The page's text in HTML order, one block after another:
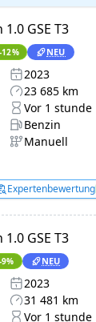
GSE T3
-12% NEU
2023
23 685 km
Vor 1 stunde
Benzin
Manuell
Expertenbewertung
GSE T3
-9% NEU
2023
31 481 km
Vor 1 stunde